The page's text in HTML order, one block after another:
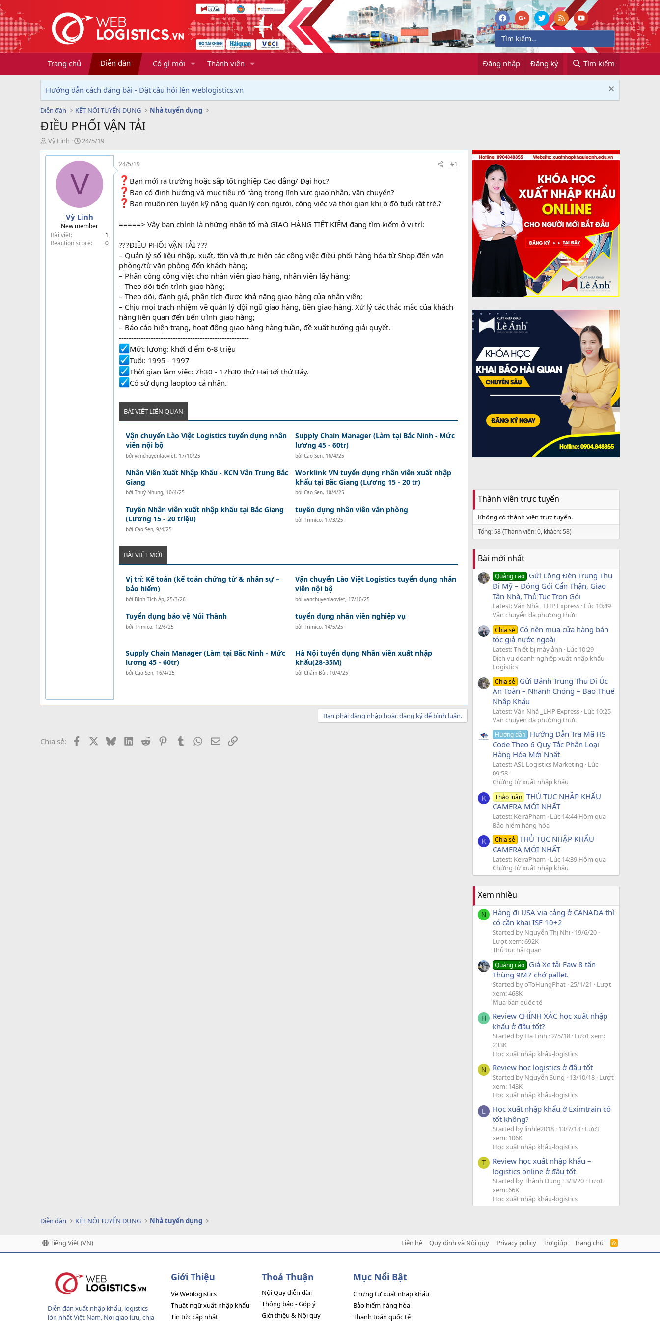
Trang chủ Diễn đàn Có gì mới Thành viên Đăng nhập Đăng ký Tìm kiếm
Hướng dẫn cách đăng bài - Đặt câu hỏi lên weblogistics.vn
Diễn đàn KẾT NỐI TUYỂN DỤNG Nhà tuyển dụng
ĐIỀU PHỐI VẬN TẢI
T
h
r
Vỳ Linh
N
g
à
g
ử
i
24/5/19
V
Vỳ Linh
New member
Bài viết
1
Reaction score
0
24/5/19 #1
Bạn mới ra trường hoặc sắp tốt nghiệp Cao đẳng/ Đại học?
Bạn có định hướng và mục tiêu rõ ràng trong lĩnh vực giao nhận, vận chuyển?
Bạn muốn rèn luỵện kỹ năng quản lý con người, công việc và thời gian khi ở độ tuổi rất trẻ.?
=====> Vậy bạn chính là những nhân tố mà GIAO HÀNG TIẾT KIỆM đang tìm kiếm ở vị trí:
???ĐIỀU PHỐI VẬN TẢI ???
– Quản lý số liệu nhập, xuất, tồn và thực hiện các công việc điều phối hàng hóa từ Shop đến văn
phòng/từ văn phòng đến khách hàng;
– Phân công công việc cho nhân viên giao hàng, nhân viên lấy hàng;
– Theo dõi tiến trình giao hàng;
– Theo dõi, đánh giá, phân tích được khả năng giao hàng của nhân viên;
– Chịu mọi trách nhiệm về quản lý đội ngũ giao hàng, tiền giao hàng. Xử lý các thắc mắc của khách
hàng liên quan đến tiến trình giao hàng;
– Báo cáo hiện trạng, hoạt động giao hàng hàng tuần, đề xuất hướng giải quyết.
-----------------------------------------------------
Mức lương: khởi điểm 6-8 triệu
Tuổi: 1995 - 1997
Thời gian làm việc: 7h30 - 17h30 thứ Hai tới thứ Bảy.
Có sử dụng laoptop cá nhân.
BÀI VIẾT LIÊN QUAN
Vận chuyển Lào Việt Logistics tuyển dụng nhân
viên nội bộ
bởi vanchuyenlaoviet, 17/10/25
Supply Chain Manager (Làm tại Bắc Ninh - Mức
lương 45 - 60tr)
bởi Cao Sen, 16/4/25
Nhân Viên Xuất Nhập Khẩu - KCN Vân Trung Bắc
Giang
bởi Thuỳ Nhung, 10/4/25
Worklink VN tuyển dụng nhân viên xuất nhập
khẩu tại Bắc Giang (Lương 15 - 20 tr)
bởi Cao Sen, 10/4/25
Tuyển Nhân viên xuất nhập khẩu tại Bắc Giang
(Lương 15 - 20 triệu)
bởi Cao Sen, 9/4/25
tuyển dụng nhân viên văn phòng
bởi Trimico, 17/3/25
BÀI VIẾT MỚI
Vị trí: Kế toán (kế toán chứng từ & nhân sự –
bảo hiểm)
bởi Bình Tích Áp, 25/3/26
Vận chuyển Lào Việt Logistics tuyển dụng nhân
viên nội bộ
bởi vanchuyenlaoviet, 17/10/25
Tuyển dụng bảo vệ Núi Thành
bởi Trimico, 12/6/25
tuyển dụng nhân viên nghiệp vụ
bởi Trimico, 14/5/25
Supply Chain Manager (Làm tại Bắc Ninh - Mức
lương 45 - 60tr)
bởi Cao Sen, 16/4/25
Hà Nội tuyển dụng Nhân viên xuất nhập
khẩu(28-35M)
bởi Châm Bùi, 10/4/25
Bạn phải đăng nhập hoặc đăng ký để bình luận.
Chia sẻ: Facebook BlueskyLinkedIn
Reddit PinterestTumblr WhatsApp
EmailLink
Thành viên trực tuyến
Không có thành viên trực tuyến.
Tổng: 58 (Thành viên: 0, khách: 58)
Bài mới nhất
Quảng cáo Gửi Lồng Đèn Trung Thu
Đi Mỹ – Đóng Gói Cẩn Thận, Giao
Tận Nhà, Thủ Tục Trọn Gói
Latest: Văn Nhã _LHP Express Lúc 10:49
Vận chuyển đa phương thức
Chia sẻ Có nên mua cửa hàng bán
tóc giả nước ngoài
Latest: Thiết bị máy ảnh
Lúc 10:29
Dịch vụ doanh nghiệp xuất nhập khẩu-
Logistics
Chia sẻ Gửi Bánh Trung Thu Đi Úc
An Toàn – Nhanh Chóng – Bao Thuế
Nhập Khẩu
Latest: Văn Nhã _LHP Express Lúc 10:25
Vận chuyển đa phương thức
Hướng dẫn Hướng Dẫn Tra Mã HS
Code Theo 6 Quy Tắc Phân Loại
Hàng Hóa Mới Nhất
Latest: ASL Logistics Marketing
Lúc
09:58
Chứng từ xuất nhập khẩu
K Thảo luận THỦ TỤC NHẬP KHẨU
CAMERA MỚI NHẤT
Latest: KeiraPham
Lúc 14:44 Hôm qua
Bảo hiểm hàng hóa
K Chia sẻ THỦ TỤC NHẬP KHẨU
CAMERA MỚI NHẤT
Latest: KeiraPham
Lúc 14:39 Hôm qua
Chứng từ xuất nhập khẩu
Xem nhiều
N
Hàng đi USA via cảng ở CANADA thì
có cần khai ISF 10+2
Started by Nguyễn Thị Nhi 19/6/20
Lượt xem: 692K
Thủ tục hải quan
Quảng cáo Giá Xe tải Faw 8 tấn
Thùng 9M7 chở pallet.
Started by oToHungPhat 25/1/21
Lượt
xem: 468K
Mua bán quốc tế
H
Review CHÍNH XÁC học xuất nhập
khẩu ở đâu tốt?
Started by Hà Linh 2/5/18 Lượt xem:
233K
Học xuất nhập khẩu-logistics
N Review học logistics ở đâu tốt
Started by Nguyễn Sung 13/10/18 Lượt
xem: 143K
Học xuất nhập khẩu-logistics
L
Học xuất nhập khẩu ở Eximtrain có
tốt không?
Started by linhle2018 13/7/18 Lượt
xem: 106K
Học xuất nhập khẩu-logistics
T
Review học xuất nhập khẩu –
logistics online ở đâu tốt
Started by Thành Dung 3/3/20 Lượt
xem: 66K
Học xuất nhập khẩu-logistics
Diễn đàn KẾT NỐI TUYỂN DỤNG Nhà tuyển dụng
Tiếng Việt (VN) Liên hệ Quy định và Nội quy Privacy policy Trợ giúp Trang chủ
R
Diễn đàn xuất nhập khẩu, logistics
lớn nhất Việt Nam. Nơi giao lưu, chia
Giới Thiệu
Về Weblogistics
Thuật ngữ xuất nhập khẩu
Tin tức cập nhật
Thoả Thuận
Nội Quy diễn đàn
Thông báo - Góp ý
Giới thiệu & Nội quy
Mục Nổi Bật
Chứng từ xuất nhập khẩu
Bảo hiểm hàng hóa
Thanh toán quốc tế